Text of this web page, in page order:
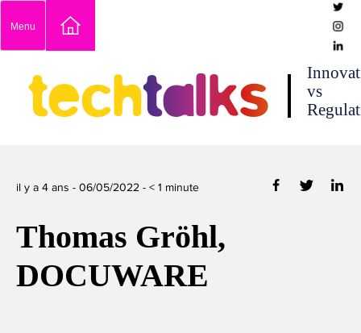
content
Menu
techtalks
vs
il y a 4 ans - 06/05/2022 - < 1 minute
Thomas Gröhl,
DOCUWARE